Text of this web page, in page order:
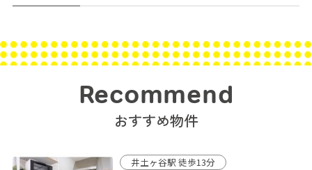
Recommend
おすすめ物件
井土ヶ谷駅 徒歩13分